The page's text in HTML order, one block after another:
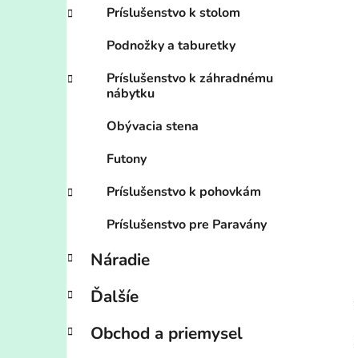
Príslušenstvo k stolom
Podnožky a taburetky
Príslušenstvo k záhradnému
nábytku
Obývacia stena
Futony
Príslušenstvo k pohovkám
Príslušenstvo pre Paravány
Náradie
Ďalšíe
Obchod a priemysel